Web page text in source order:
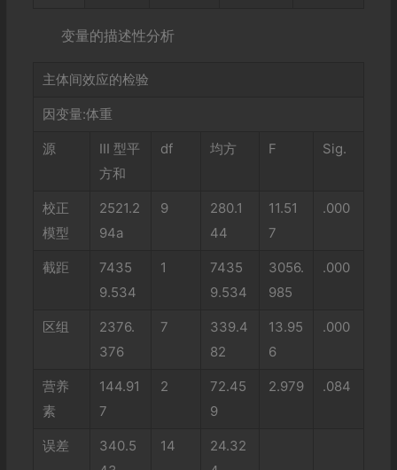
变量的描述性分析
主体间效应的检验
因变量:体重
源
III 型平
方和
df 均方 F Sig.
校正
模型
2521.2
94a
9
280.1
44
11.51
7
.000
截距
7435
9.534
1
7435
9.534
3056.
985
.000
区组
2376.
376
7
339.4
82
13.95
6
.000
营养
素
144.91
7
2
72.45
9
2.979 .084
误差
340.5
14
24.32